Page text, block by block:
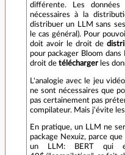
différente. Les
nécessaires à la
distribuer un LLM sans
le cas général). Pour
doit avoir le droit de
pour packager Bloom
droit de téléchargerles
L'analogie avec le jeu
ne sont nécessaires que
pas certainement pas
compilateur. Mais j'évite
En pratique, un LLM ne
package Nexuiz, parce
un LLM: BERT qui